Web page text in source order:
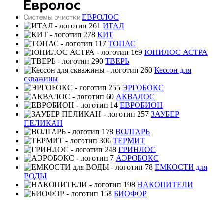
ЕВРОЛОС
ИТАЛ
КИТ
ТОПАС
ЮНИЛОС АСТРА
ТВЕРЬ
Кессон для
скважины
ЭРГОБОКС
АКВАЛОС
ЕВРОБИОН
ЗАУБЕР
ПЕЛИКАН
ВОЛГАРЬ
ТЕРМИТ
ГРИНЛОС
АЭРОБОКС
ЕМКОСТИ для
ВОДЫ
НАКОПИТЕЛИ
БИОФОР